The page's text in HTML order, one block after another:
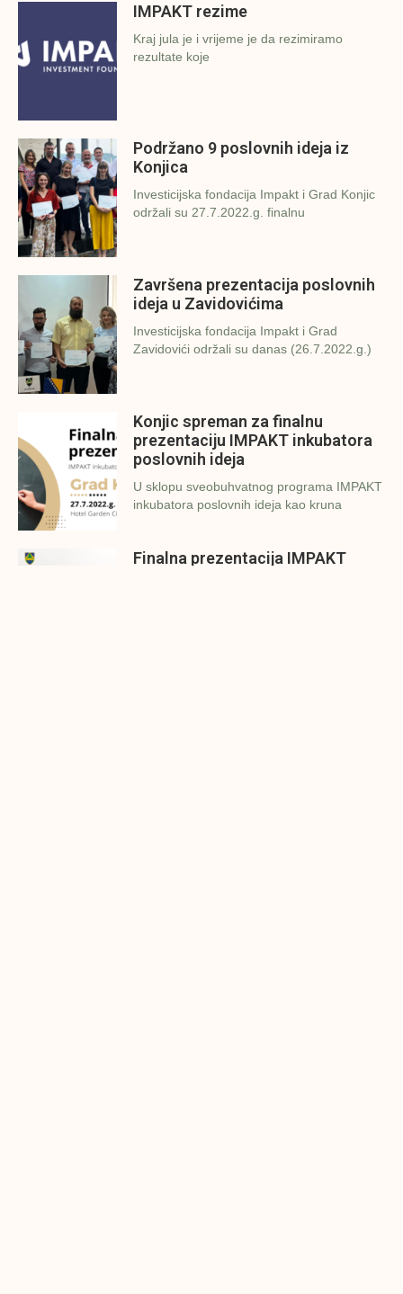
IMPAKT rezime
Kraj jula je i vrijeme je da rezimiramo
rezultate koje
Podržano 9 poslovnih ideja iz
Konjica
Investicijska fondacija Impakt i Grad Konjic
održali su 27.7.2022.g. finalnu
Završena prezentacija poslovnih
ideja u Zavidovićima
Investicijska fondacija Impakt i Grad
Zavidovići održali su danas (26.7.2022.g.)
Konjic spreman za finalnu
prezentaciju IMPAKT inkubatora
poslovnih ideja
U sklopu sveobuhvatnog programa IMPAKT
inkubatora poslovnih ideja kao kruna
Finalna prezentacija IMPAKT